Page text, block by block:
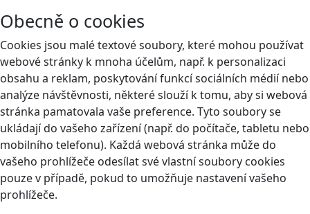
Obecně o cookies
Cookies jsou malé textové soubory, které mohou používat
webové stránky k mnoha účelům, např. k personalizaci
obsahu a reklam, poskytování funkcí sociálních médií nebo
analýze návštěvnosti, některé slouží k tomu, aby si webová
stránka pamatovala vaše preference. Tyto soubory se
ukládají do vašeho zařízení (např. do počítače, tabletu nebo
mobilního telefonu). Každá webová stránka může do
vašeho prohlížeče odesílat své vlastní soubory cookies
pouze v případě, pokud to umožňuje nastavení vašeho
prohlížeče.